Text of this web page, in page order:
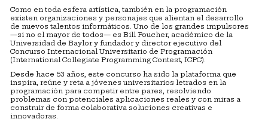
Como en toda esfera artística, también en la programación
existen organizaciones y personajes que alientan el desarrollo
de nuevos talentos informáticos. Uno de los grandes impulsores
—si no el mayor de todos— es Bill Poucher, académico de la
Universidad de Baylor y fundador y director ejecutivo del
Concurso Internacional Universitario de Programación
(International Collegiate Programming Contest, ICPC).
Desde hace 53 años, este concurso ha sido la plataforma que
inspira, reúne y reta a jóvenes universitarios letrados en la
programación para competir entre pares, resolviendo
problemas con potenciales aplicaciones reales y con miras a
construir de forma colaborativa soluciones creativas e
innovadoras.